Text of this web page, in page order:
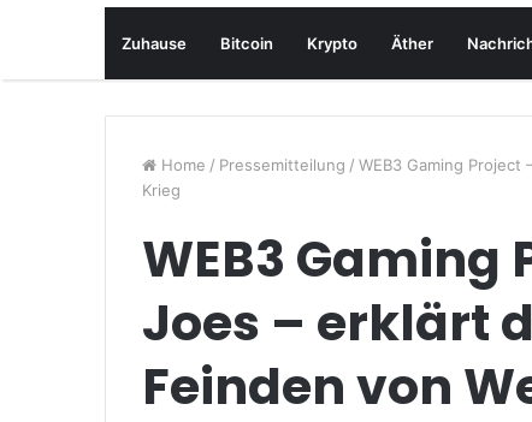
Zuhause Bitcoin Krypto Äther
Home / Pressemitteilung / WEB3 Gaming Project
Krieg
WEB3 Gaming
Joes – erklärt
Feinden von